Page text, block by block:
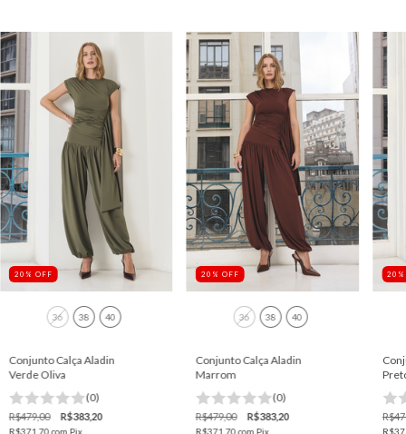
20 % OFF
36 38 40
Conjunto Calça Aladin
Verde Oliva
(0)
R$479,00 R$383,20
R$371,70com Pix
20 % OFF
36 38 40
Conjunto Calça Aladin
Marrom
(0)
R$479,00 R$383,20
R$371,70com Pix
20